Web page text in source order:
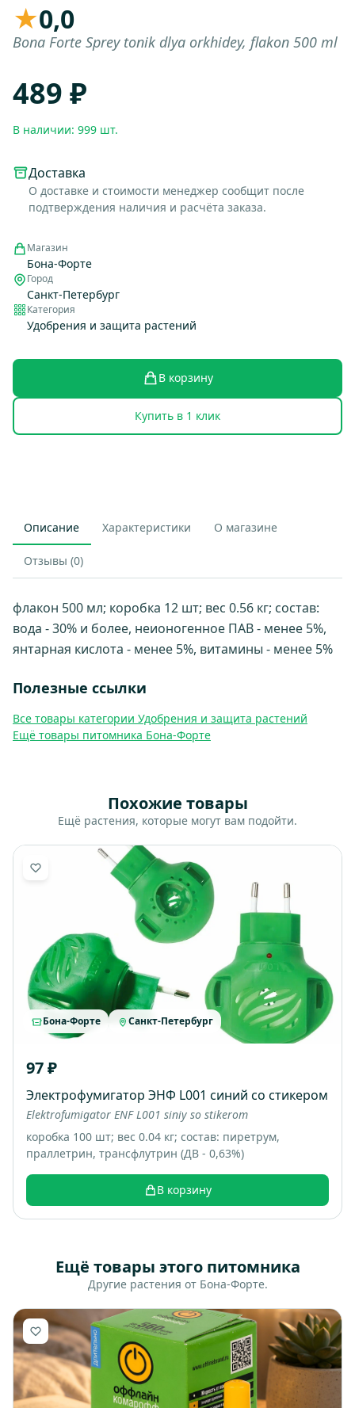
★0,0
Bona Forte Sprey tonik dlya orkhidey, flakon 500 ml
489 ₽
В наличии: 999 шт.
Доставка
О доставке и стоимости менеджер сообщит после
подтверждения наличия и расчёта заказа.
Магазин
Бона-Форте
Город
Санкт-Петербург
Категория
Удобрения и защита растений
В корзину
Купить в 1 клик
Описание Характеристики О магазине
Отзывы (0)
флакон 500 мл; коробка 12 шт; вес 0.56 кг; состав:
вода - 30% и более, неионогенное ПАВ - менее 5%,
янтарная кислота - менее 5%, витамины - менее 5%
Полезные ссылки
Все товары категории Удобрения и защита растений
Ещё товары питомника Бона-Форте
Похожие товары
Ещё растения, которые могут вам подойти.
Бона-Форте Санкт-Петербург
97 ₽
Электрофумигатор ЭНФ L001 синий со стикером
Elektrofumigator ENF L001 siniy so stikerom
коробка 100 шт; вес 0.04 кг; состав: пиретрум,
праллетрин, трансфлутрин (ДВ - 0,63%)
В корзину
Ещё товары этого питомника
Другие растения от Бона-Форте.